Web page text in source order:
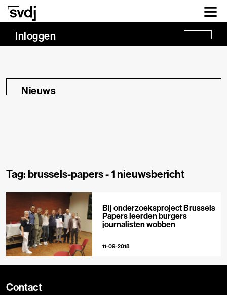
Naar hoofdinhoud
Inloggen
Nieuws
Tag: brussels-papers -1 nieuwsbericht
Bij onderzoeksproject Brussels
Papers leerden burgers
journalisten wobben
11-09-2018
Contact